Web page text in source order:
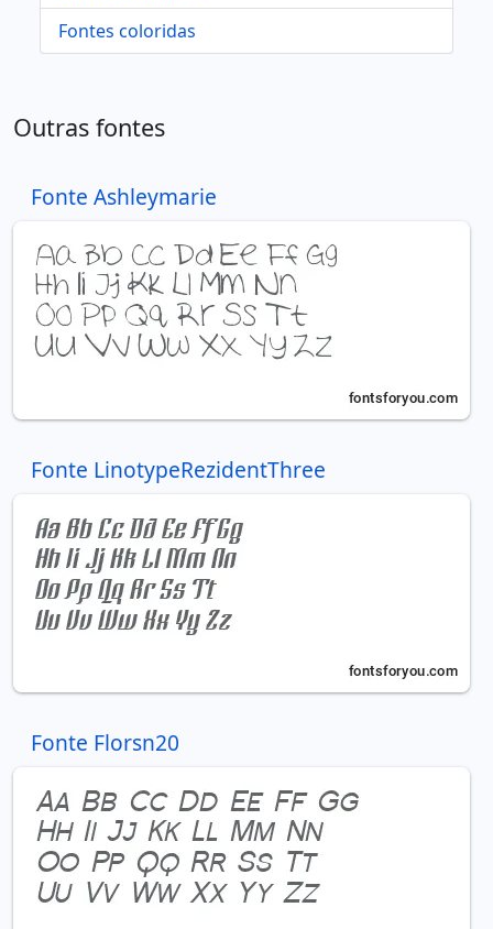
Fontes coloridas
Outras fontes
Fonte Ashleymarie
Fonte LinotypeRezidentThree
Fonte Florsn20